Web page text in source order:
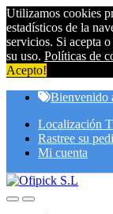
Utilizamos cookies
estadísticos de la
servicios. Si acepta
su uso. Políticas de
Acepto!
Skip
navigation
Skip
content
Bienvenido
Localización
Rastree su
Mi cuenta